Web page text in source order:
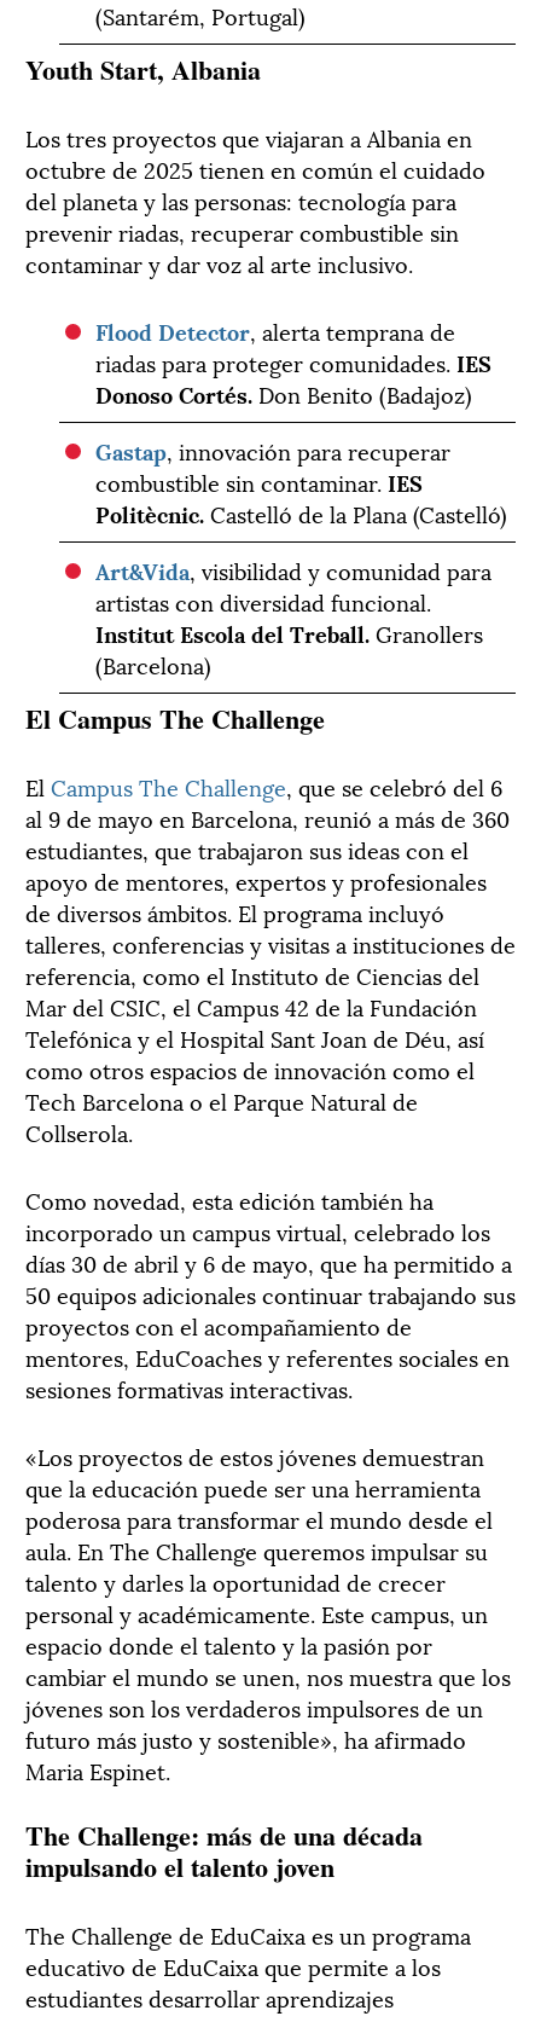
(Santarém, Portugal)
Youth Start, Albania
Los tres proyectos que viajaran a Albania en
octubre de 2025 tienen en común el cuidado
del planeta y las personas: tecnología para
prevenir riadas, recuperar combustible sin
contaminar y dar voz al arte inclusivo.
Flood Detector, alerta temprana de
riadas para proteger comunidades.IES
Donoso Cortés. Don Benito (Badajoz)
Gastap, innovación para recuperar
combustible sin contaminar.IES
Politècnic.Castelló de la Plana (Castelló)
Art&Vida, visibilidad y comunidad para
artistas con diversidad funcional.
Institut Escola del Treball.Granollers
(Barcelona)
El Campus The Challenge
El Campus The Challenge, que se celebró del 6
al 9 de mayo en Barcelona, reunió a más de 360
estudiantes, que trabajaron sus ideas con el
apoyo de mentores, expertos y profesionales
de diversos ámbitos. El programa incluyó
talleres, conferencias y visitas a instituciones de
referencia, como el Instituto de Ciencias del
Mar del CSIC, el Campus 42 de la Fundación
Telefónica y el Hospital Sant Joan de Déu, así
como otros espacios de innovación como el
Tech Barcelona o el Parque Natural de
Collserola.
Como novedad, esta edición también ha
incorporado un campus virtual, celebrado los
días 30 de abril y 6 de mayo, que ha permitido a
50 equipos adicionales continuar trabajando sus
proyectos con el acompañamiento de
mentores, EduCoaches y referentes sociales en
sesiones formativas interactivas.
«Los proyectos de estos jóvenes demuestran
que la educación puede ser una herramienta
poderosa para transformar el mundo desde el
aula. En The Challenge queremos impulsar su
talento y darles la oportunidad de crecer
personal y académicamente. Este campus, un
espacio donde el talento y la pasión por
cambiar el mundo se unen, nos muestra que los
jóvenes son los verdaderos impulsores de un
futuro más justo y sostenible», ha afirmado
Maria Espinet.
The Challenge: más de una década
impulsando el talento joven
The Challenge de EduCaixa es un programa
educativo de EduCaixa que permite a los
estudiantes desarrollar aprendizajes